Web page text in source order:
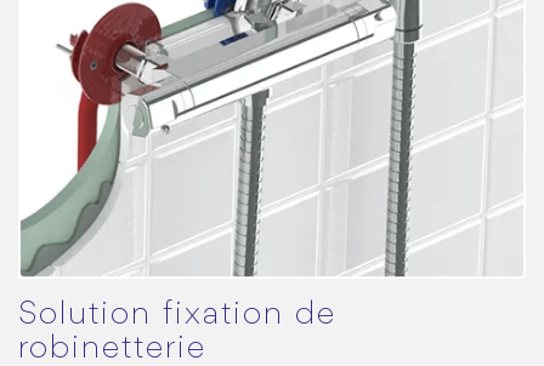
Solution fixation de
robinetterie